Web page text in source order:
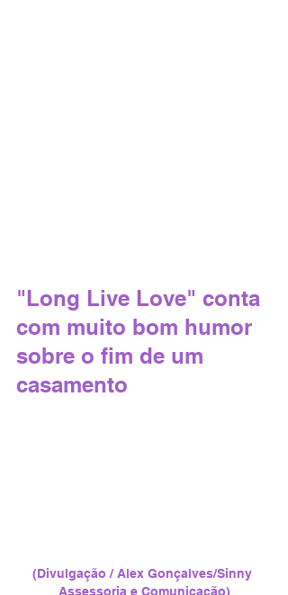
"Long Live Love" conta
com muito bom humor
sobre o fim de um
casamento
(Divulgação / Alex Gonçalves/Sinny
Assessoria e Comunicação)